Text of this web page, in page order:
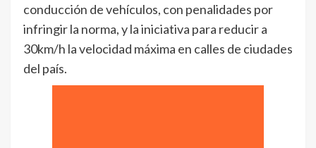
conducción de vehículos, con penalidades por
infringir la norma, y la iniciativa para reducir a
30km/h la velocidad máxima en calles de ciudades
del país.